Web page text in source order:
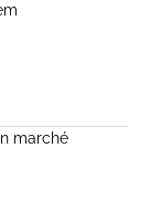
marché